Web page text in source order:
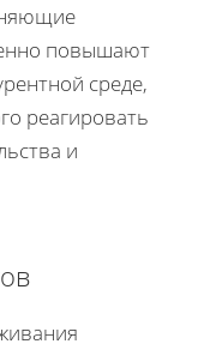
повышают
среде,
реагировать
и